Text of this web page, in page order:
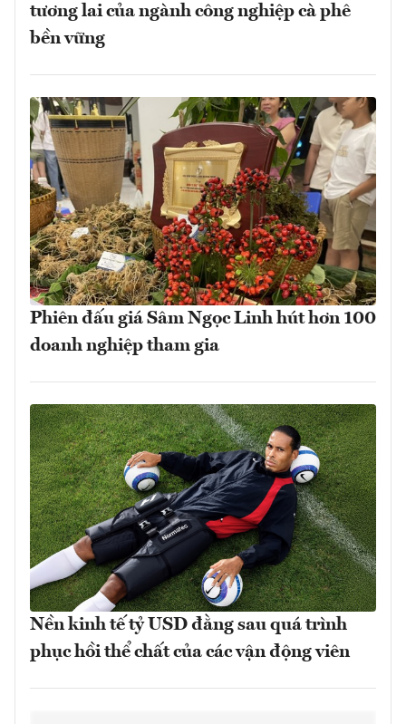
tương lai của ngành công nghiệp cà phê
bền vững
Phiên đấu giá Sâm Ngọc Linh hút hơn 100
doanh nghiệp tham gia
Nền kinh tế tỷ USD đằng sau quá trình
phục hồi thể chất của các vận động viên